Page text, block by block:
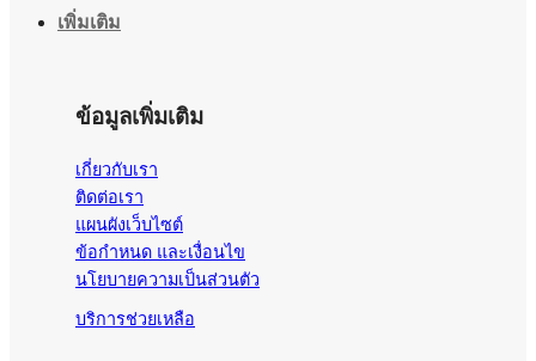
เพิ่มเติม
ข้อมูลเพิ่มเติม
เกี่ยวกับเรา
ติดต่อเรา
แผนผังเว็บไซต์
ข้อกำหนด และเงื่อนไข
นโยบายความเป็นส่วนตัว
บริการช่วยเหลือ